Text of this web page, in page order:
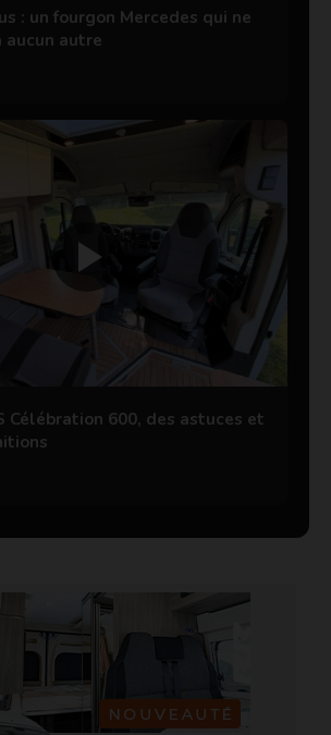
: un fourgon Mercedes qui ne
aucun autre
Célébration 600, des astuces et